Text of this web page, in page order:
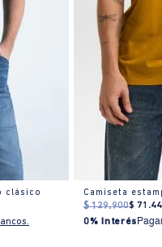
clásico
$ 129.900$ 71 .
0% Interés